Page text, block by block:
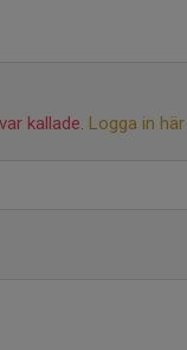
kallade. Logga in här